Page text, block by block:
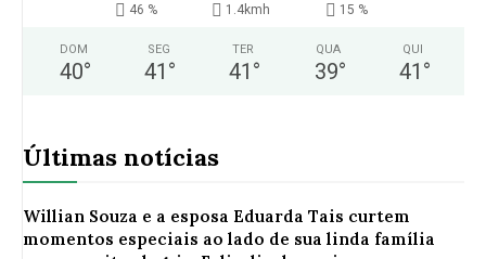
46 % 1.4kmh 15 %
DOM
40°
SEG
41 °
TER
41 °
QUA
39°
QUI
41 °
Últimas notícias
Willian Souza e a esposa Eduarda Tais curtem
momentos especiais ao lado de sua linda família